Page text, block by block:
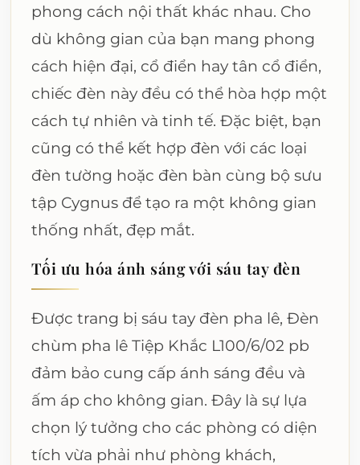
phong cách nội thất khác nhau. Cho
dù không gian của bạn mang phong
cách hiện đại, cổ điển hay tân cổ điển,
chiếc đèn này đều có thể hòa hợp một
cách tự nhiên và tinh tế. Đặc biệt, bạn
cũng có thể kết hợp đèn với các loại
đèn tường hoặc đèn bàn cùng bộ sưu
tập Cygnus để tạo ra một không gian
thống nhất, đẹp mắt.
Tối ưu hóa ánh sáng với sáu tay đèn
Được trang bị sáu tay đèn pha lê, Đèn
chùm pha lê Tiệp Khắc L100/6/02 pb
đảm bảo cung cấp ánh sáng đều và
ấm áp cho không gian. Đây là sự lựa
chọn lý tưởng cho các phòng có diện
tích vừa phải như phòng khách,